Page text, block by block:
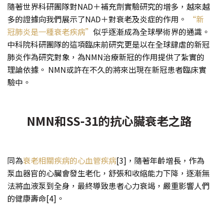
隨著世界科研團隊對NAD＋補充劑實驗研究的增多，越來越
多的證據向我們展示了NAD＋對衰老及炎症的作用。
“新
冠肺炎是一種衰老疾病” 似乎逐漸成為全球學術界的通識。
中科院科研團隊的這項臨床前研究更是以在全球肆虐的新冠
肺炎作為研究對象，為NMN治療新冠的作用提供了紮實的
理論依據。 NMN或許在不久的將來出現在新冠患者臨床實
驗中。
NMN和SS-31的抗心臟衰老之路
同為衰老相關疾病的心血管疾病[3]，隨著年齡增長，作為
泵血器官的心臟會發生老化，舒張和收縮能力下降，逐漸無
法將血液泵到全身，最終導致患者心力衰竭，嚴重影響人們
的健康壽命[4]。